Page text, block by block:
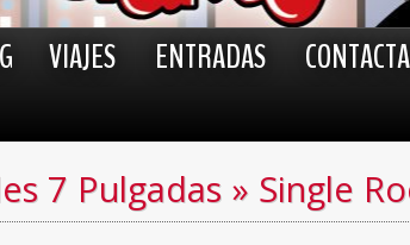
VIAJES ENTRADAS
7 Pulgadas » Single